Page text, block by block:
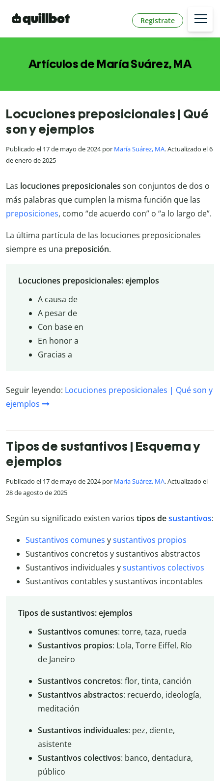
Regístrate
Artículos de María Suárez, MA
Locuciones preposicionales | Qué
son y ejemplos
Publicado el 17 de mayo de 2024 por María Suárez, MA. Actualizado el 6
de enero de 2025
Las locuciones preposicionales son conjuntos de dos o
más palabras que cumplen la misma función que las
preposiciones, como “de acuerdo con” o “a lo largo de”.
La última partícula de las locuciones preposicionales
siempre es una preposición.
Locuciones preposicionales: ejemplos
A causa de
A pesar de
Con base en
En honor a
Gracias a
Seguir leyendo: Locuciones preposicionales | Qué son y
ejemplos
Tipos de sustantivos | Esquema y
ejemplos
Publicado el 17 de mayo de 2024 por María Suárez, MA. Actualizado el
28 de agosto de 2025
Según su significado existen varios tipos desustantivos:
Sustantivos comunes ysustantivos propios
Sustantivos concretos y sustantivos abstractos
Sustantivos individuales ysustantivos colectivos
Sustantivos contables y sustantivos incontables
Tipos de sustantivos: ejemplos
Sustantivos comunes: torre, taza, rueda
Sustantivos propios: Lola, Torre Eiffel, Río
de Janeiro
Sustantivos concretos: flor, tinta, canción
Sustantivos abstractos: recuerdo, ideología,
meditación
Sustantivos individuales: pez, diente,
asistente
Sustantivos colectivos: banco, dentadura,
público